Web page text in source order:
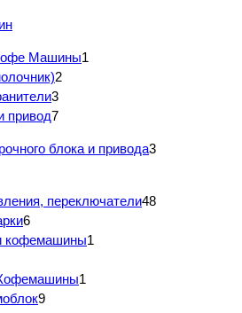
Машины1
2
3
привод7
блока и привода3
переключатели48
6
кофемашины1
1
9